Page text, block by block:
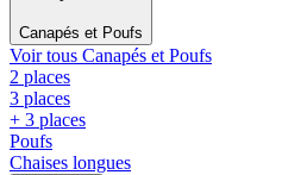
Canapés et Poufs
Voir tous Canapés et Poufs
2 places
3 places
+ 3 places
Poufs
Chaises longues